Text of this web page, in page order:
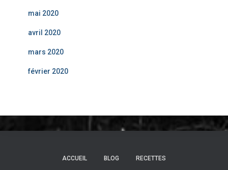
mai 2020
avril 2020
mars 2020
février 2020
ACCUEIL BLOG RECETTES